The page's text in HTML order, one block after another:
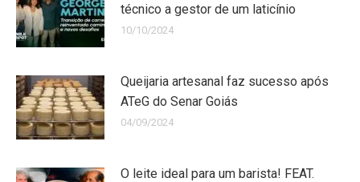
técnico a gestor de um laticínio
10/10/2024
Queijaria artesanal faz sucesso após
ATeG do Senar Goiás
04/09/2024
O leite ideal para um barista! FEAT.